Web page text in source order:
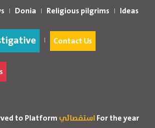
Donia Religious pilgrims Ideas
Contact Us
to PlatformاستقصائيFor the year